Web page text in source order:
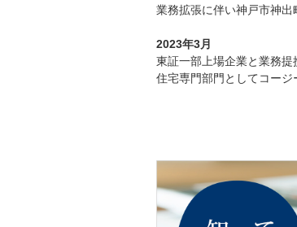
業務拡張に伴い神戸市神
2023年3月
東証一部上場企業と業務提
住宅専門部門としてコージ